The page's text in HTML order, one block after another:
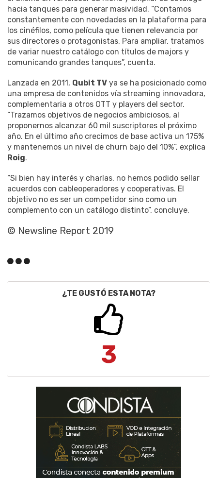
hacia tanques para generar masividad. “Contamos
constantemente con novedades en la plataforma para
los cinéfilos, como película que tienen relevancia por
sus directores o protagonistas. Para ampliar, tratamos
de variar nuestro catálogo con títulos de majors y
comunicando grandes tanques”, cuenta.
Lanzada en 2011, Qubit TV ya se ha posicionado como
una empresa de contenidos vía streaming innovadora,
complementaria a otros OTT y players del sector.
“Trazamos objetivos de negocios ambiciosos, al
proponernos alcanzar 60 mil suscriptores el próximo
año. En el último año crecimos de base activa un 175%
y mantenemos un nivel de churn bajo del 10%”, explica
Roig.
“Si bien hay interés y charlas, no hemos podido sellar
acuerdos con cableoperadores y cooperativas. El
objetivo no es ser un competidor sino como un
complemento con un catálogo distinto”, concluye.
© Newsline Report 2019
¿TE GUSTÓ ESTA NOTA?
3